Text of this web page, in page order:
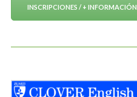
INSCRIPCIONES / + INFORMACIÓN